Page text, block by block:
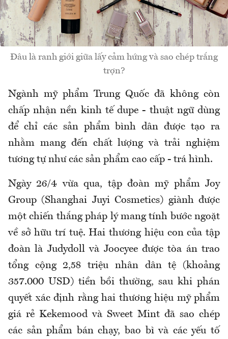
Đâu là ranh giới giữa lấy cảm hứng và sao chép trắng
trợn?
Ngành mỹ phẩm Trung Quốc đã không còn
chấp nhận nền kinh tế dupe - thuật ngữ dùng
để chỉ các sản phẩm bình dân được tạo ra
nhằm mang đến chất lượng và trải nghiệm
tương tự như các sản phẩm cao cấp - trá hình.
Ngày 26/4 vừa qua, tập đoàn mỹ phẩm Joy
Group (Shanghai Juyi Cosmetics) giành được
một chiến thắng pháp lý mang tính bước ngoặt
về sở hữu trí tuệ. Hai thương hiệu con của tập
đoàn là Judydoll và Joocyee được tòa án trao
tổng cộng 2,58 triệu nhân dân tệ (khoảng
357.000 USD) tiền bồi thường, sau khi phán
quyết xác định rằng hai thương hiệu mỹ phẩm
giá rẻ Kekemood và Sweet Mint đã sao chép
các sản phẩm bán chạy, bao bì và các yếu tố